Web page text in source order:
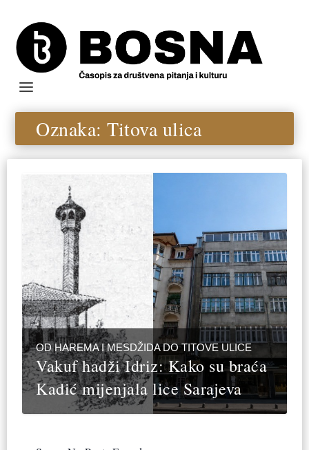
Oznaka:Titova ulica
OD HAREMA I MESDŽIDA DO TITOVE ULICE
Vakuf hadži Idriz: Kako su braća
Kadić mijenjala lice Sarajeva